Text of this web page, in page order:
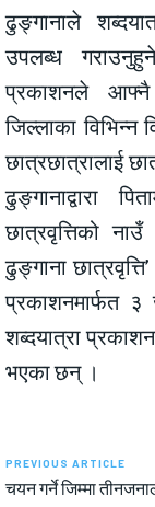
ढुङ्गानाले
उपलब्ध
प्रकाशनले आफ्नै
जिल्लाका विभिन्न
छात्रछात्रालाई
ढुङ्गानाद्वारा
छात्रवृत्तिको
ढुङ्गाना
प्रकाशनमार्फत ३
शब्दयात्रा
भएका छन् ।
PREVIOUS ARTICLE
चयन गर्ने जिम्मा